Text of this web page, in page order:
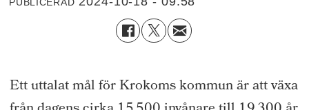
PUBLICERAD
Ett uttalat mål för Krokoms kommun är att växa